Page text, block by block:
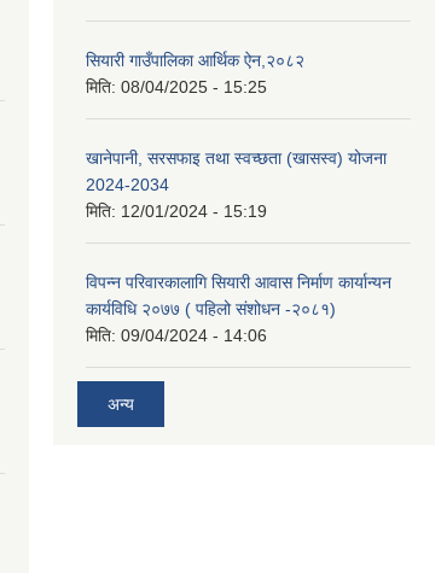
सियारी गाउँपालिका आर्थिक ऐन,२०८२
मिति: 08/04/2025 - 15:25
खानेपानी, सरसफाइ तथा स्वच्छता (खासस्व) योजना
2024-2034
मिति: 12/01/2024 - 15:19
विपन्न परिवारकालागि सियारी आवास निर्माण कार्यान्यन
कार्यविधि २०७७ ( पहिलो संशोधन -२०८१)
मिति: 09/04/2024 - 14:06
अन्य